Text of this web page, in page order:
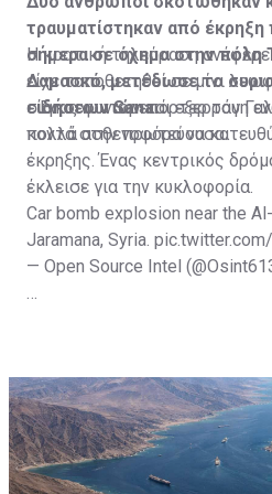
τραυματίστηκαν από
σήμερα σε όχημα στην πόλη
Δαμασκό, μετέδωσε το
ειδήσεων Sana.
Η κρατική τηλεόραση
είχε τοποθετηθεί σε μίνι
συγκοινωνιών και εξερράγη
κοντά στην πρωτεύουσα.
Ένας φωτορεπόρτερ του
πολλά ασθενοφόρα να
έκρηξης. Ένας κεντρικός
έκλεισε για την κυκλοφορία.
Car bomb explosion near the
Jaramana, Syria.
— Open Source Intel